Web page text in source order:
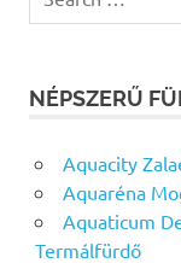
for:
NÉPSZERŰ
Aquacity
Aquaréna
Aquaticum
Termálfürdő